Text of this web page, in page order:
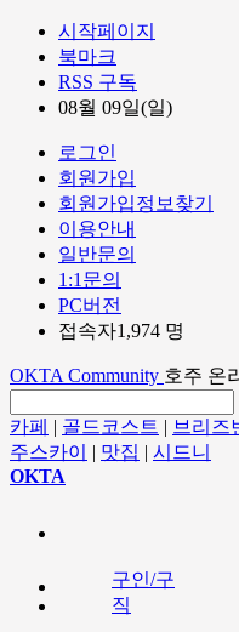
시작페이지
북마크
RSS 구독
08월 09일(일)
로그인
회원가입
회원가입정보찾기
이용안내
일반문의
1:1문의
PC버전
접속자1,974 명
OKTA Community 호주 온
카페 | 골드코스트 | 브리즈
주스카이
| 맛집 | 시드니
OKTA
구인/구
직